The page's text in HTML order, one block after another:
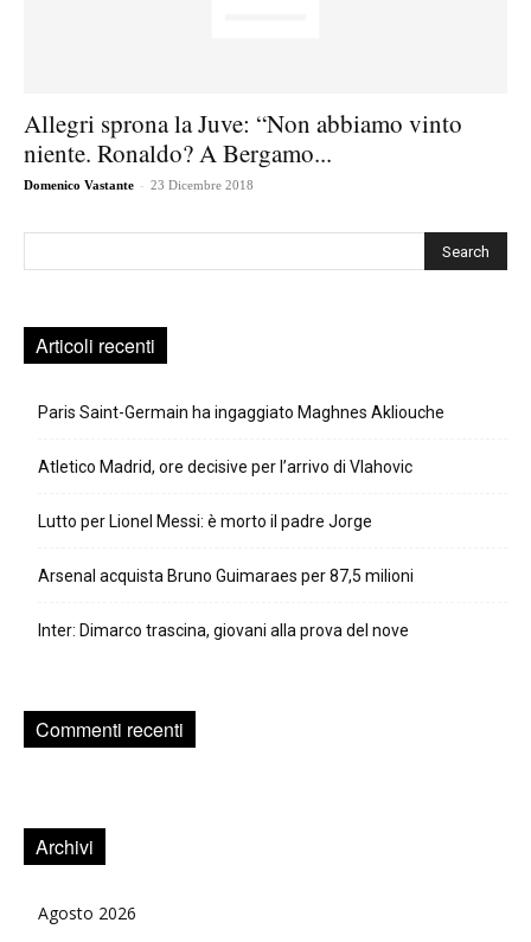
Allegri sprona la Juve: “Non abbiamo vinto
niente. Ronaldo? A Bergamo...
Domenico Vastante - 23 Dicembre 2018
Articoli recenti
Paris Saint-Germain ha ingaggiato Maghnes Akliouche
Atletico Madrid, ore decisive per l’arrivo di Vlahovic
Lutto per Lionel Messi: è morto il padre Jorge
Arsenal acquista Bruno Guimaraes per 87,5 milioni
Inter: Dimarco trascina, giovani alla prova del nove
Commenti recenti
Archivi
Agosto 2026